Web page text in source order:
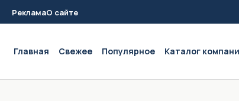
РекламаО сайте
Главная Свежее Популярное Каталог